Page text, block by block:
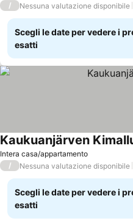
/ Nessuna valutazione disponibile
Scegli le date per vedere i
esatti
Intera casa/appartamento
Kaukuanjärven
/ Nessuna valutazione disponibile
Scegli le date per vedere i
esatti